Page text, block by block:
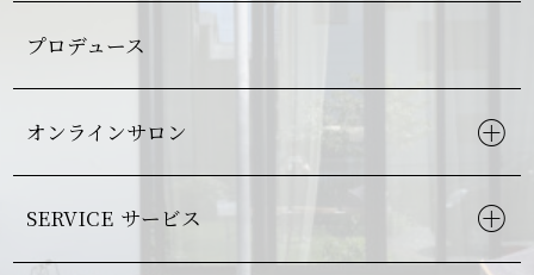
プロデュース
オンラインサロン
SERVICE サービス